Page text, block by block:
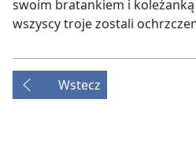
swoim bratankiem i
wszyscy troje zostali
Wstecz